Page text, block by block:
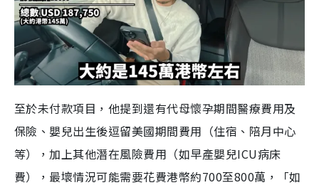
至於未付款項目，他提到還有代母懷孕期間醫療費用及
保險、嬰兒出生後逗留美國期間費用（住宿、陪月中心
等），加上其他潛在風險費用（如早產嬰兒ICU病床
費），最壞情況可能需要花費港幣約700至800萬，「如